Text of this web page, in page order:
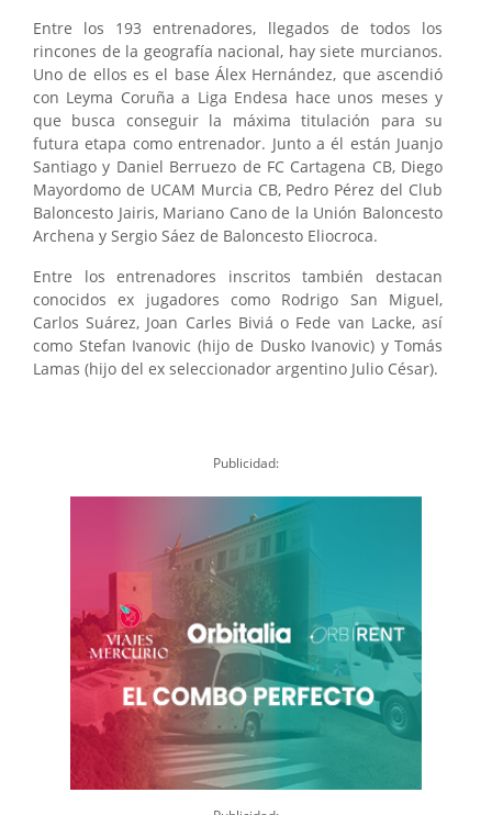
Entre los 193 entrenadores, llegados de todos los
rincones de la geografía nacional, hay siete murcianos.
Uno de ellos es el base Álex Hernández, que ascendió
con Leyma Coruña a Liga Endesa hace unos meses y
que busca conseguir la máxima titulación para su
futura etapa como entrenador. Junto a él están Juanjo
Santiago y Daniel Berruezo de FC Cartagena CB, Diego
Mayordomo de UCAM Murcia CB, Pedro Pérez del Club
Baloncesto Jairis, Mariano Cano de la Unión Baloncesto
Archena y Sergio Sáez de Baloncesto Eliocroca.
Entre los entrenadores inscritos también destacan
conocidos ex jugadores como Rodrigo San Miguel,
Carlos Suárez, Joan Carles Biviá o Fede van Lacke, así
como Stefan Ivanovic (hijo de Dusko Ivanovic) y Tomás
Lamas (hijo del ex seleccionador argentino Julio César).
Publicidad: